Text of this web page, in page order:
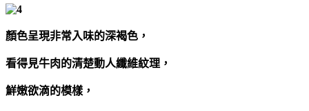
顏色呈現非常入味的深褐色，
看得見牛肉的清楚動人纖維紋理，
鮮嫩欲滴的模樣，